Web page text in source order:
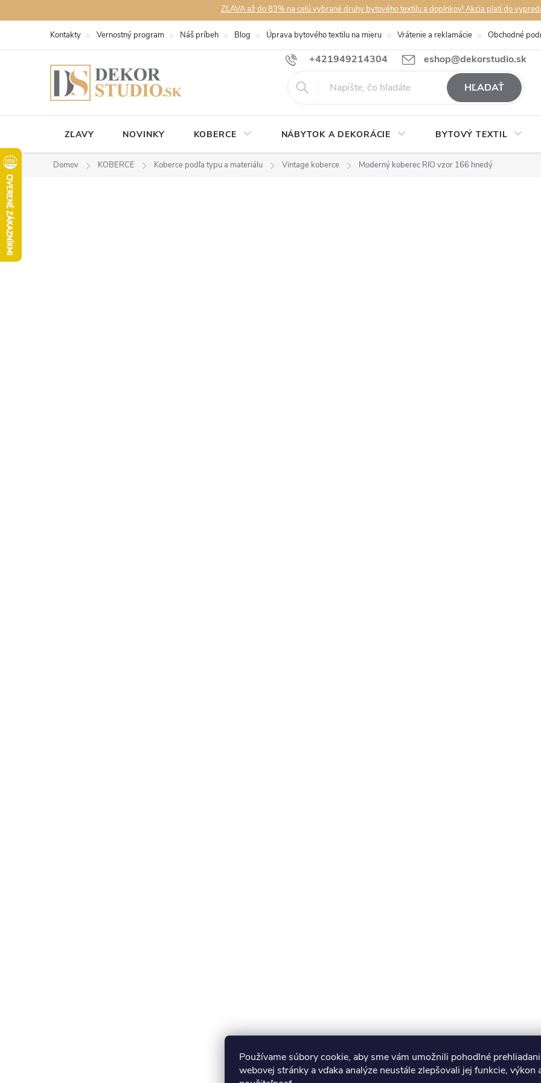
Používame súbory cookie, aby sme vám umožnili pohodlné
webovej stránky a vďaka analýze neustále zlepšovali jej funkcie, výkon
na
ZĽAVA až do 83% na celú vybrané druhy bytového textilu a doplnkov! Akcia platí do
+421949214304 eshop@dekorstudio.sk
Kontakty Vernostný program Náš príbeh Blog Úprava bytového textilu na mieru Vrátenie a reklamácie Obchodné
HĽADAŤ
ZĽAVY NOVINKY KOBERCE NÁBYTOK A DEKORÁCIE BYTOVÝ TEXTIL
Domov KOBERCE Koberce podľa typu a materiálu Vintage koberce Moderný koberec RIO vzor 166 hnedý